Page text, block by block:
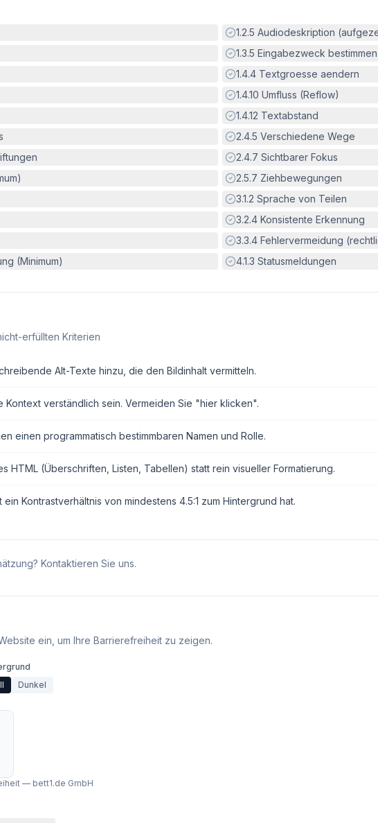
Erfüllt:
1.2.5 Audiodeskription
Erfüllt:
1.3.5 Eingabezweck bestimmen
Erfüllt:
1.4.4 Textgroesse aendern
Erfüllt:
1.4.10 Umfluss (Reflow)
Erfüllt:
1.4.12 Textabstand
Erfüllt:
2.4.5 Verschiedene Wege
Erfüllt:
2.4.7 Sichtbarer Fokus
Erfüllt:
2.5.7 Ziehbewegungen
Erfüllt:
3.1.2 Sprache von Teilen
Erfüllt:
3.2.4 Konsistente Erkennung
Erfüllt:
3.3.4 Fehlervermeidung
(Minimum) Erfüllt:
4.1.3 Statusmeldungen
erfüllten Kriterien
Alt-Texte hinzu, die den Bildinhalt vermitteln.
Kontext verständlich sein. Vermeiden Sie "hier klicken".
einen programmatisch bestimmbaren Namen und Rolle.
HTML (Überschriften, Listen, Tabellen) statt rein visueller Formatierung.
Kontrastverhältnis von mindestens 4.5:1 zum Hintergrund hat.
Kontaktieren Sie uns.
ein, um Ihre Barrierefreiheit zu zeigen.
Dunkel
— bett1.de GmbH